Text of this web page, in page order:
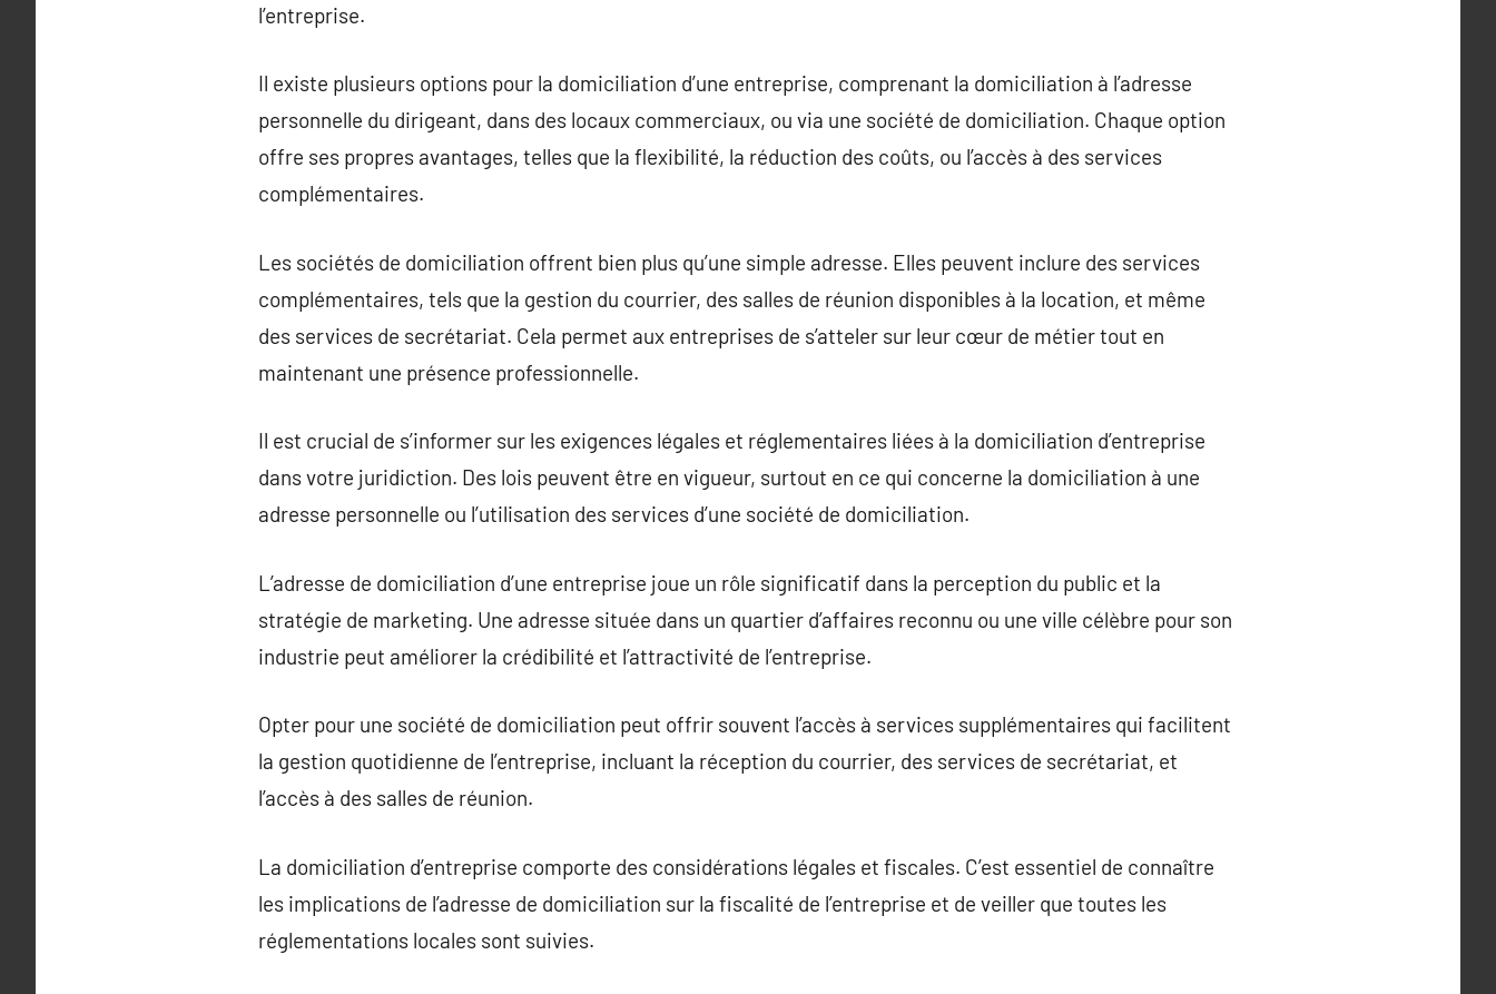
l’entreprise.
Il existe plusieurs options pour la domiciliation d’une entreprise, comprenant la domiciliation à l’adresse
personnelle du dirigeant, dans des locaux commerciaux, ou via une société de domiciliation. Chaque option
offre ses propres avantages, telles que la flexibilité, la réduction des coûts, ou l’accès à des services
complémentaires.
Les sociétés de domiciliation offrent bien plus qu’une simple adresse. Elles peuvent inclure des services
complémentaires, tels que la gestion du courrier, des salles de réunion disponibles à la location, et même
des services de secrétariat. Cela permet aux entreprises de s’atteler sur leur cœur de métier tout en
maintenant une présence professionnelle.
Il est crucial de s’informer sur les exigences légales et réglementaires liées à la domiciliation d’entreprise
dans votre juridiction. Des lois peuvent être en vigueur, surtout en ce qui concerne la domiciliation à une
adresse personnelle ou l’utilisation des services d’une société de domiciliation.
L’adresse de domiciliation d’une entreprise joue un rôle significatif dans la perception du public et la
stratégie de marketing. Une adresse située dans un quartier d’affaires reconnu ou une ville célèbre pour son
industrie peut améliorer la crédibilité et l’attractivité de l’entreprise.
Opter pour une société de domiciliation peut offrir souvent l’accès à services supplémentaires qui facilitent
la gestion quotidienne de l’entreprise, incluant la réception du courrier, des services de secrétariat, et
l’accès à des salles de réunion.
La domiciliation d’entreprise comporte des considérations légales et fiscales. C’est essentiel de connaître
les implications de l’adresse de domiciliation sur la fiscalité de l’entreprise et de veiller que toutes les
réglementations locales sont suivies.